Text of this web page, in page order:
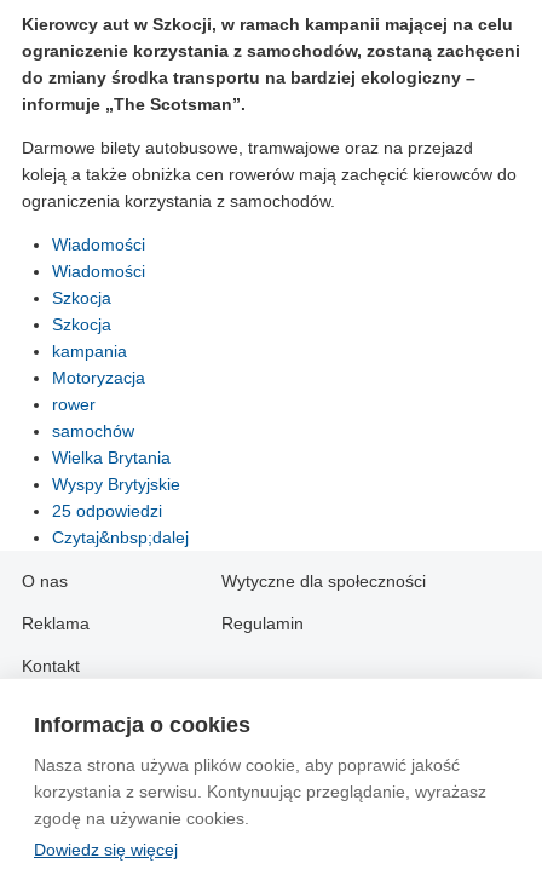
Informacja o cookies
Nasza strona używa plików cookie, aby poprawić jakość
korzystania z serwisu. Kontynuując przeglądanie, wyrażasz
zgodę na używanie cookies.
Dowiedz się więcej
Kierowcy aut w Szkocji, w ramach kampanii mającej na celu
ograniczenie korzystania z samochodów, zostaną zachęceni
do zmiany środka transportu na bardziej ekologiczny –
informuje „The Scotsman”.
Darmowe bilety autobusowe, tramwajowe oraz na przejazd
koleją a także obniżka cen rowerów mają zachęcić kierowców do
ograniczenia korzystania z samochodów.
Wiadomości
Wiadomości
Szkocja
Szkocja
kampania
Motoryzacja
rower
samochów
Wielka Brytania
Wyspy Brytyjskie
25 odpowiedzi
Czytaj&nbsp;dalej
O nas
Reklama
Kontakt
Wytyczne dla społeczności
Regulamin
Information in English:
About
Advertise
Contact